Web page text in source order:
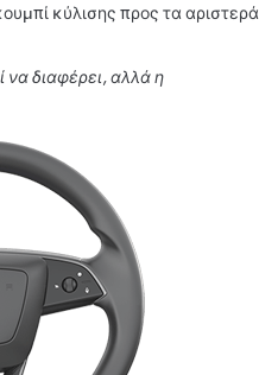
κύλισης προς τα αριστερά
να διαφέρει, αλλά η